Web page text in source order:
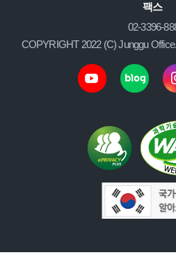
팩스
02-3396-
COPYRIGHT 2022 (C) Junggu